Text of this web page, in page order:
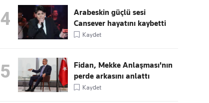
4
Arabeskin güçlü sesi
Cansever hayatını kaybetti
Kaydet
5
Fidan, Mekke Anlaşması'nın
perde arkasını anlattı
Kaydet